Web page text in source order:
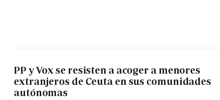
PP y Vox se resisten a acoger a menores
extranjeros de Ceuta en sus comunidades
autónomas